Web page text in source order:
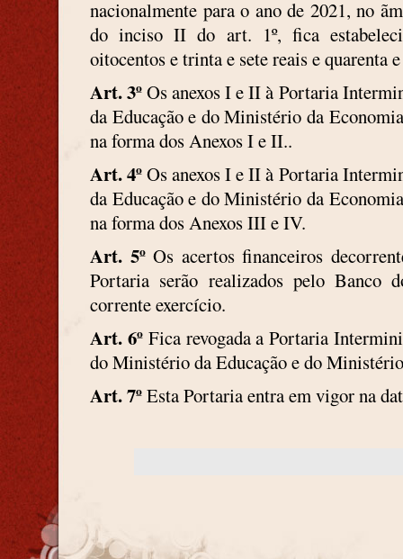
nacionalmente para o ano de 2021, no
do inciso II do art. 1º, fica
oitocentos e trinta e sete reais e quarenta
Art. 3ºOs anexos I e II à Portaria
da Educação e do Ministério da
na forma dos Anexos I e II..
Art. 4ºOs anexos I e II à Portaria
da Educação e do Ministério da
na forma dos Anexos III e IV.
Art. 5ºOs acertos financeiros
Portaria serão realizados pelo Banco
corrente exercício.
Art. 6ºFica revogada a Portaria
do Ministério da Educação e do
Art. 7ºEsta Portaria entra em vigor na